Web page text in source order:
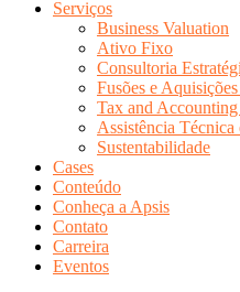
Serviços
Business Valuation
Ativo Fixo
Consultoria
Fusões e
Tax and
Assistência Técnica
Sustentabilidade
Cases
Conteúdo
Conheça a Apsis
Contato
Carreira
Eventos